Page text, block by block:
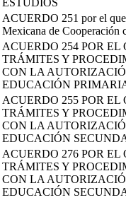
ESTUDIOS
ACUERDO 251 por el que
Mexicana de Cooperación
ACUERDO 254 POR EL
TRÁMITES Y
CON LA
EDUCACIÓN
ACUERDO 255 POR EL
TRÁMITES Y
CON LA
EDUCACIÓN
ACUERDO 276 POR EL
TRÁMITES Y
CON LA
EDUCACIÓN